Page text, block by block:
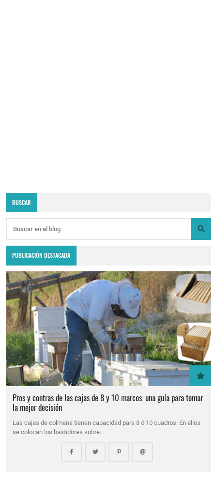
BUSCAR
PUBLICACIÓN DESTACADA
Pros y contras de las cajas de 8 y 10 marcos: una guía para tomar
la mejor decisión
Las cajas de colmena tienen capacidad para 8 ó 10 cuadros. En ellos
se colocan los bastidores sobre…